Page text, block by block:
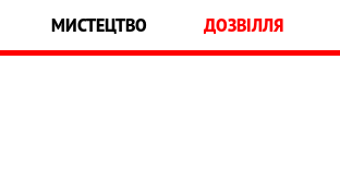
МИСТЕЦТВО ДОЗВІЛЛЯ